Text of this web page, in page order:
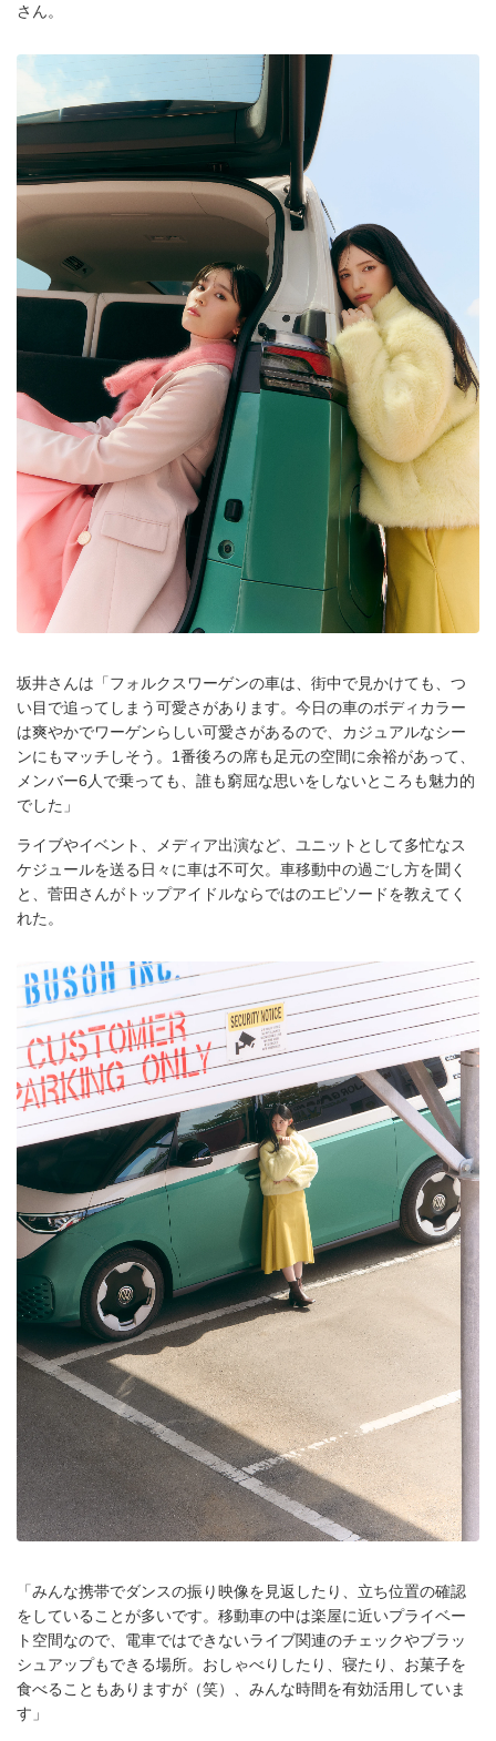
さん。
坂井さんは「フォルクスワーゲンの車は、街中で見かけても、つ
い目で追ってしまう可愛さがあります。今日の車のボディカラー
は爽やかでワーゲンらしい可愛さがあるので、カジュアルなシー
ンにもマッチしそう。1番後ろの席も足元の空間に余裕があって、
メンバー6人で乗っても、誰も窮屈な思いをしないところも魅力的
でした」
ライブやイベント、メディア出演など、ユニットとして多忙なス
ケジュールを送る日々に車は不可欠。車移動中の過ごし方を聞く
と、菅田さんがトップアイドルならではのエピソードを教えてく
れた。
「みんな携帯でダンスの振り映像を見返したり、立ち位置の確認
をしていることが多いです。移動車の中は楽屋に近いプライベー
ト空間なので、電車ではできないライブ関連のチェックやブラッ
シュアップもできる場所。おしゃべりしたり、寝たり、お菓子を
食べることもありますが（笑）、みんな時間を有効活用していま
す」